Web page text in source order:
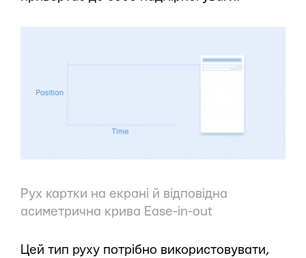
Рух картки на екрані й відповідна
асиметрична крива Ease-in-out
Цей тип руху потрібно використовувати,